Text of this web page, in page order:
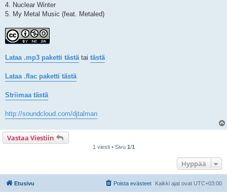
4. Nuclear Winter
5. My Metal Music (feat. Metaled)
Lataa .mp3 paketti tästä tai tästä
Lataa .flac paketti tästä
Striimaa tästä
http://soundcloud.com/djtalman
Vastaa Viestiin
1 viesti • Sivu 1/1
Hyppää
Etusivu Kaikki ajat ovat UTC+03:00
Poista evästeet